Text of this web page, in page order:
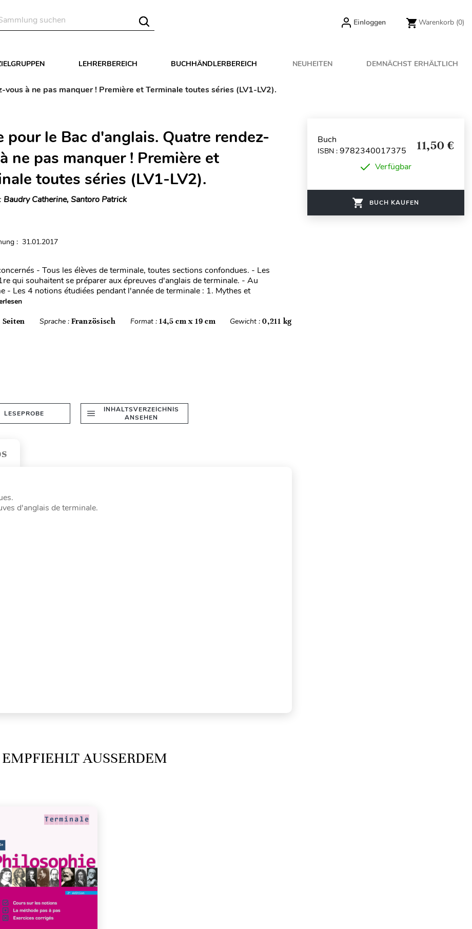
Einloggen Warenkorb (0)
LEHRERBEREICH BUCHHÄNDLERBEREICH NEUHEITEN DEMNÄCHST ERHÄLTLICH
à ne pas manquer ! Première et Terminale toutes séries (LV1-LV2).
pour le Bac d'anglais. Quatre rendez-
ne pas manquer ! Première et
toutes séries (LV1-LV2).
Baudry Catherine, Santoro Patrick
: 31.01.2017
- Tous les élèves de terminale, toutes sections confondues. - Les
qui souhaitent se préparer aux épreuves d'anglais de terminale. - Au
- Les 4 notions étudiées pendant l'année de terminale : 1. Mythes et
Seiten Sprache :Französisch Format : 14,5 cm x 19 cm Gewicht :0,211 kg
LESEPROBE
INHALTSVERZEICHNIS
ANSEHEN
d'anglais de terminale.
AUSSERDEM
Buch
ISBN : 9782340017375 11,50 €
Verfügbar
BUCH KAUFEN